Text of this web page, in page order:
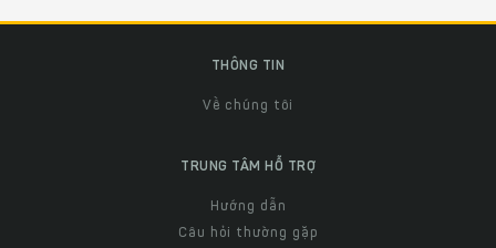
THÔNG TIN
Về chúng tôi
TRUNG TÂM HỖ TRỢ
Hướng dẫn
Câu hỏi thường gặp